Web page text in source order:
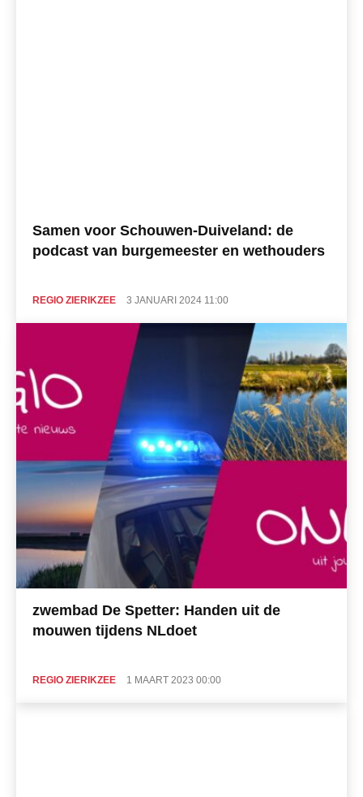
Samen voor Schouwen-Duiveland: de
podcast van burgemeester en wethouders
REGIO ZIERIKZEE 3 JANUARI 2024 11:00
zwembad De Spetter: Handen uit de
mouwen tijdens NLdoet
REGIO ZIERIKZEE 1 MAART 2023 00:00